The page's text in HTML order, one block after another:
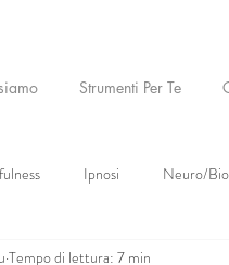
Strumenti Per Te
Ipnosi Neuro/
Tempo di lettura: 7 min